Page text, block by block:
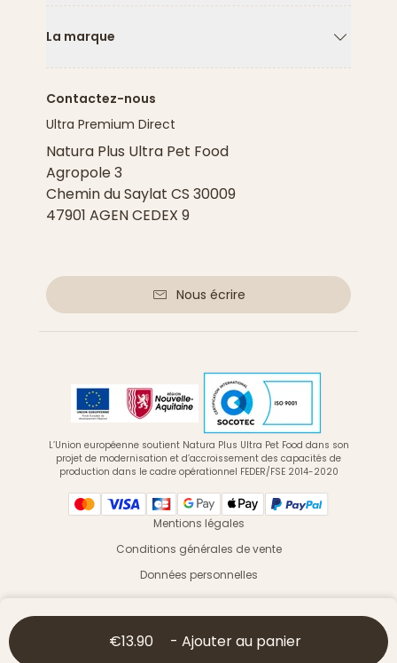
€13.90 - Ajouter au panier
La marque
Contactez-nous
Ultra Premium Direct
Natura Plus Ultra Pet Food
Agropole 3
Chemin du Saylat CS 30009
47901 AGEN CEDEX 9
Nous écrire
L’Union européenne soutient Natura Plus Ultra Pet Food dans son
projet de modernisation et d’accroissement des capacités de
production dans le cadre opérationnel FEDER/FSE 2014-2020
Mentions légales
Conditions générales de vente
Données personnelles
© 2026 Ultra Premium Direct - Tous droits réservés